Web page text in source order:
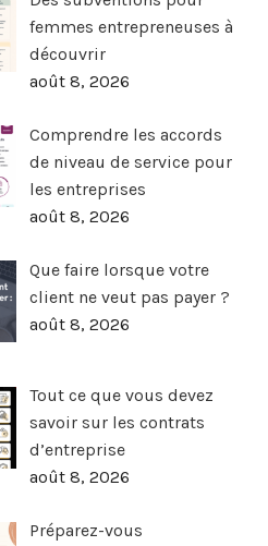
femmes entrepreneuses à
découvrir
août 8, 2026
Comprendre les accords
de niveau de service pour
les entreprises
août 8, 2026
Que faire lorsque votre
client ne veut pas payer ?
août 8, 2026
Tout ce que vous devez
savoir sur les contrats
d’entreprise
août 8, 2026
Préparez-vous